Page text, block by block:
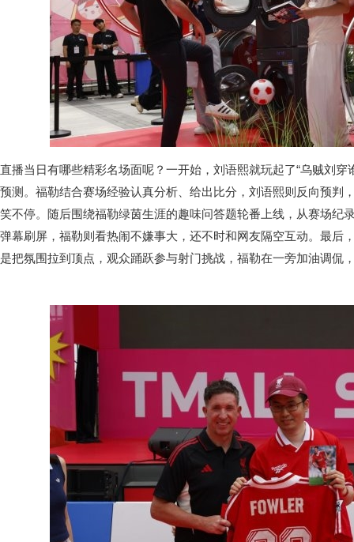
直播当日有哪些精彩名场面呢？一开始，刘语熙就玩起了“乌贼刘穿
预测。福勒结合赛场经验认真分析、给出比分，刘语熙则反向预判
笑不停。随后围绕福勒绿茵生涯的趣味问答题轮番上线，从赛场纪
弹幕刷屏，福勒则看热闹不嫌事大，还不时和网友隔空互动。最后
是把氛围拉到顶点，观众踊跃参与射门挑战，福勒在一旁加油调侃